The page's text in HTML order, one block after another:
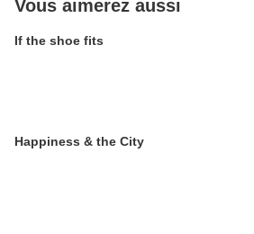
Vous aimerez aussi
If the shoe fits
Happiness & the City